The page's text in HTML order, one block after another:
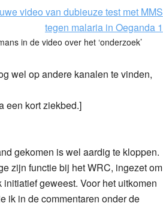
in de video over het ‘onderzoek’
wel op andere kanalen te vinden,
een kort ziekbed.]
gekomen is wel aardig te kloppen.
zijn functie bij het WRC, ingezet om
geweest. Voor het uitkomen
ik in de commentaren onder de